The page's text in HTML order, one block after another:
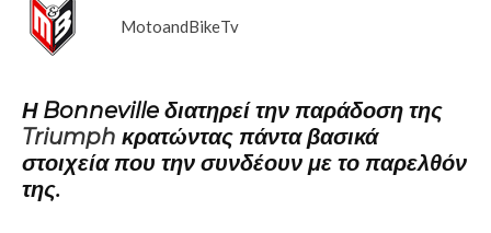
MotoandBikeTv
Η Bonneville διατηρεί την παράδοση της
Triumph κρατώντας πάντα βασικά
στοιχεία που την συνδέουν με το παρελθόν
της.